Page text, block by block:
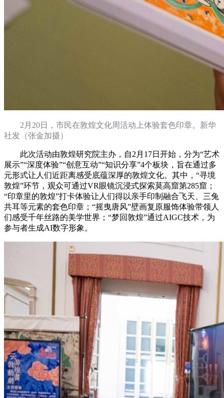
2月20日，市民在敦煌文化周活动上体验套色印章。新华
社发（张金加摄）
此次活动由敦煌研究院主办，自2月17日开始，分为“艺术
展示”“深度体验”“创意互动”“知识分享”4个板块，旨在通过多
元形式让人们近距离感受底蕴深厚的敦煌文化。 其中，“寻境
敦煌”环节，观众可通过VR眼镜沉浸式探索莫高窟第285窟；
“印章里的敦煌”打卡体验让人们得以亲手印制融合飞天、三兔
共耳等元素的套色印章；“摇曳唐风”壁画复原服饰体验带领人
们感受千年丝路的美学世界；“梦回敦煌”通过AIGC技术，为
参与者生成AI数字形象。